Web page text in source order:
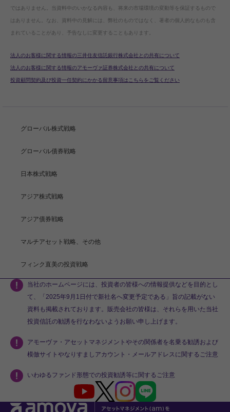
グローバル株式戦略
グローバル債券戦略
日本株式戦略
アジア株式戦略
アジア債券戦略
マルチアセット戦略、その他
フィンク直美の投資戦略
ではありません。当資料中のいかなる内容も、将来の市場環境の変動等を保証するもので
はありません。なお、資料中の見解には、弊社のものではなく、著者の個人的なものも含
まれていることがあり、予告なしに変更することもあります。
法人のお客様に関する情報の三井住友信託銀行株式会社との共有について
法人のお客様に関する情報のアモーヴァ証券株式会社との共有について
投資顧問契約及び投資一任契約にかかる留意事項はこちらをご覧ください
当社のホームページには、投資者の皆様への情報提供などを目的とし
て、「2025年9月1日付で新社名へ変更予定である」旨の記載がない
資料も掲載されております。販売会社の皆様は、それらを用いた当社
投資信託の勧誘を行なわないようお願い申し上げます。
アモーヴァ・アセットマネジメントやその関係者を名乗る勧誘および
模倣サイトやなりすましアカウント・メールアドレスに関するご注意
いわゆるファンド形態での投資勧誘等に関するご注意
Youtube X InstagramLINE